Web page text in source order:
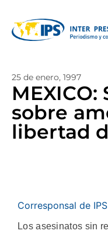
25 de enero, 1997
sobre
libertad
Corresponsal de IPS
Los asesinatos sin